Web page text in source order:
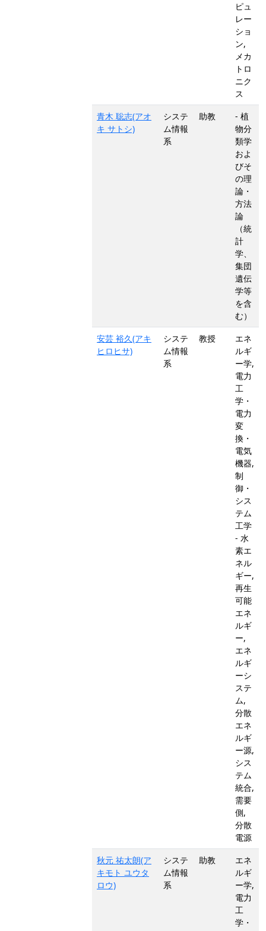
ピュ
レー
ショ
ン,
メカ
トロ
ニク
ス
青木 聡志(アオ
キ サトシ)
システ
ム情報
系
助教
- 植
物分
類学
およ
びそ
の理
論・
方法
論
（統
計
学、
集団
遺伝
学等
を含
む）
安芸 裕久(アキ
ヒロヒサ)
システ
ム情報
系
教授
エネ
ルギ
ー学,
電力
工
学・
電力
変
換・
電気
機器,
制
御・
シス
テム
工学
- 水
素エ
ネル
ギー,
再生
可能
エネ
ルギ
ー,
エネ
ルギ
ーシ
ステ
ム,
分散
エネ
ルギ
ー源,
シス
テム
統合,
需要
側,
分散
電源
秋元 祐太朗(ア
キモト ユウタ
ロウ)
システ
ム情報
系
助教
エネ
ルギ
ー学,
電力
工
学・